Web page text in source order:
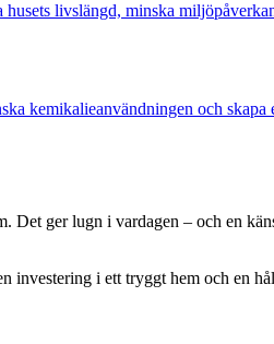
livslängd, minska
kemikalieanvändningen och
Det ger lugn i vardagen – och en
investering i ett tryggt hem och en